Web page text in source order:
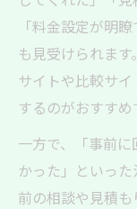
「料金設定が明
も見受けられま
サイトや比較サ
するのがおすすめ
一方で、「事前
かった」といっ
前の相談や見積も